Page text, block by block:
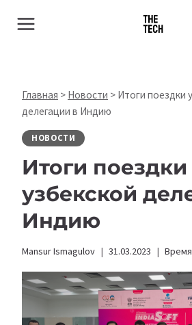
Главная > Новости > Итоги поездки
делегации в Индию
НОВОСТИ
Итоги поездки
узбекской
Индию
Mansur Ismagulov 31.03.2023